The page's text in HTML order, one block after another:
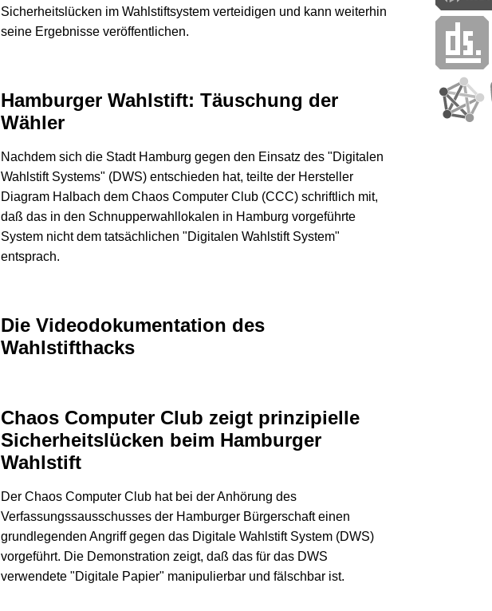
Sicherheitslücken im Wahlstiftsystem verteidigen und kann weiterhin
seine Ergebnisse veröffentlichen.
Hamburger Wahlstift: Täuschung der
Wähler
Nachdem sich die Stadt Hamburg gegen den Einsatz des "Digitalen
Wahlstift Systems" (DWS) entschieden hat, teilte der Hersteller
Diagram Halbach dem Chaos Computer Club (CCC) schriftlich mit,
daß das in den Schnupperwahllokalen in Hamburg vorgeführte
System nicht dem tatsächlichen "Digitalen Wahlstift System"
entsprach.
Die Videodokumentation des
Wahlstifthacks
Chaos Computer Club zeigt prinzipielle
Sicherheitslücken beim Hamburger
Wahlstift
Der Chaos Computer Club hat bei der Anhörung des
Verfassungssausschusses der Hamburger Bürgerschaft einen
grundlegenden Angriff gegen das Digitale Wahlstift System (DWS)
vorgeführt. Die Demonstration zeigt, daß das für das DWS
verwendete "Digitale Papier" manipulierbar und fälschbar ist.